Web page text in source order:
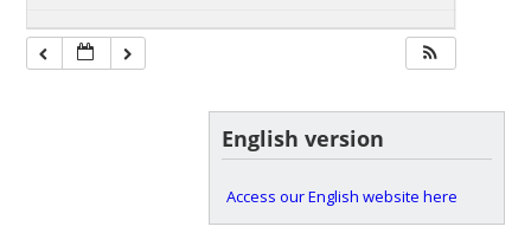
English version
Access our English website here